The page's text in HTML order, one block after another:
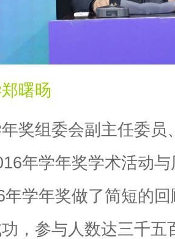
曙旸
奖组委会副主任委员
年学年奖学术活动
年学年奖做了简短的
，参与人数达三千五